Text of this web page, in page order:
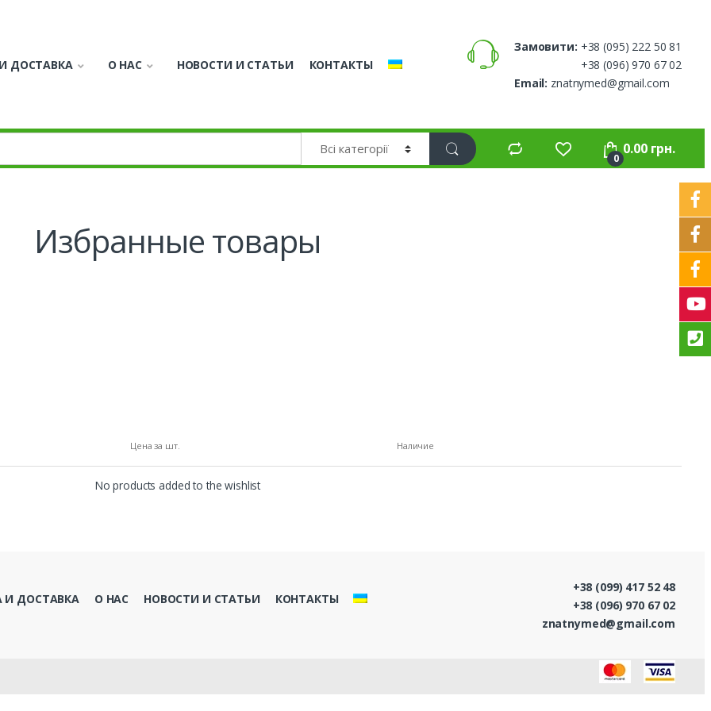
ДОСТАВКА О НАС НОВОСТИ И СТАТЬИ КОНТАКТЫ
Замовити: +38 (095) 222 50 81
+38 (096) 970 67 02
Email: znatnymed@gmail.com
0
0.00грн.
Избранные товары
Цена за шт. Наличие
No products added to the wishlist
И ДОСТАВКА О НАС НОВОСТИ И СТАТЬИ КОНТАКТЫ
+38 (099) 417 52 48
+38 (096) 970 67 02
znatnymed@gmail.com